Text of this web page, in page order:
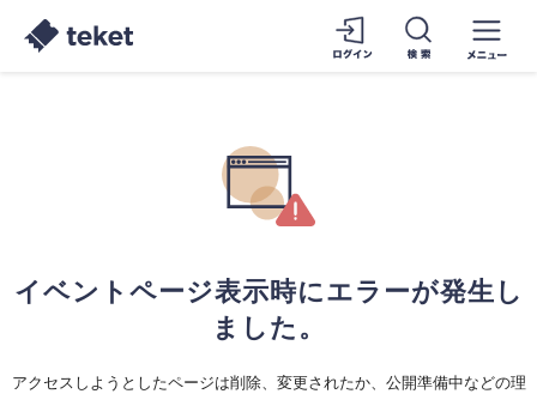
イベントページ表示時にエラーが発生し
ました。
アクセスしようとしたページは削除、変更されたか、公開準備中などの理